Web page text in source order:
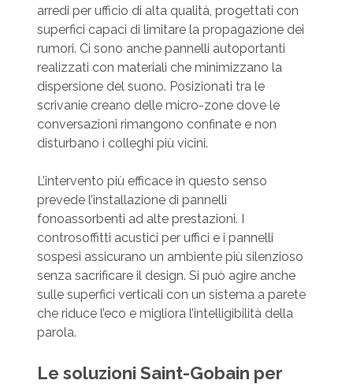
arredi per ufficio di alta qualità, progettati con
superfici capaci di limitare la propagazione dei
rumori. Ci sono anche pannelli autoportanti
realizzati con materiali che minimizzano la
dispersione del suono. Posizionati tra le
scrivanie creano delle micro-zone dove le
conversazioni rimangono confinate e non
disturbano i colleghi più vicini.
L’intervento più efficace in questo senso
prevede l’installazione di pannelli
fonoassorbenti ad alte prestazioni. I
controsoffitti acustici per uffici e i pannelli
sospesi assicurano un ambiente più silenzioso
senza sacrificare il design. Si può agire anche
sulle superfici verticali con un sistema a parete
che riduce l’eco e migliora l’intelligibilità della
parola.
Le soluzioni Saint-Gobain per